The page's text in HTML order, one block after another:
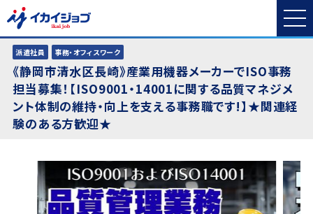
派遣社員 事務・オフィスワーク
《静岡市清水区長崎》産業用機器メーカーでISO事務
担当募集！【ISO9001・14001に関する品質マネジメ
ント体制の維持・向上を支える事務職です!】★関連経
験のある方歓迎★